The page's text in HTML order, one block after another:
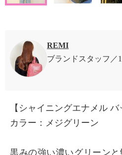
REMI
ブランドスタッフ
【シャイニングエナメル バ
カラー：メジグリーン
黒みの強い濃いグリーン